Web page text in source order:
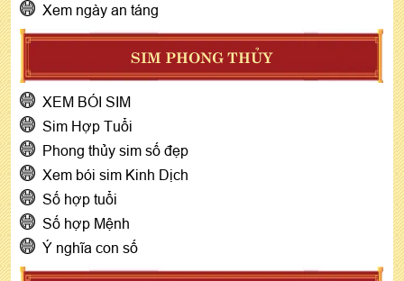
Xem ngày an táng
SIM PHONG THỦY
XEM BÓI SIM
Sim Hợp Tuổi
Phong thủy sim số đẹp
Xem bói sim Kinh Dịch
Số hợp tuổi
Số hợp Mệnh
Ý nghĩa con số